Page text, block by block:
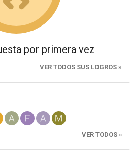
por primera vez
VER TODOS SUS LOGROS »
VER TODOS »